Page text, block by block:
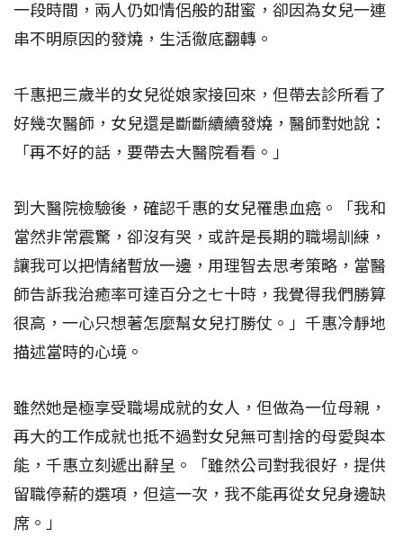
一段時間，兩人仍如情侶般的甜蜜，卻因為女兒一連
串不明原因的發燒，生活徹底翻轉。
千惠把三歲半的女兒從娘家接回來，但帶去診所看了
好幾次醫師，女兒還是斷斷續續發燒，醫師對她說：
「再不好的話，要帶去大醫院看看。」
到大醫院檢驗後，確認千惠的女兒罹患血癌。「我和
當然非常震驚，卻沒有哭，或許是長期的職場訓練，
讓我可以把情緒暫放一邊，用理智去思考策略，當醫
師告訴我治癒率可達百分之七十時，我覺得我們勝算
很高，一心只想著怎麼幫女兒打勝仗。」千惠冷靜地
描述當時的心境。
雖然她是極享受職場成就的女人，但做為一位母親，
再大的工作成就也抵不過對女兒無可割捨的母愛與本
能，千惠立刻遞出辭呈。「雖然公司對我很好，提供
留職停薪的選項，但這一次，我不能再從女兒身邊缺
席。」